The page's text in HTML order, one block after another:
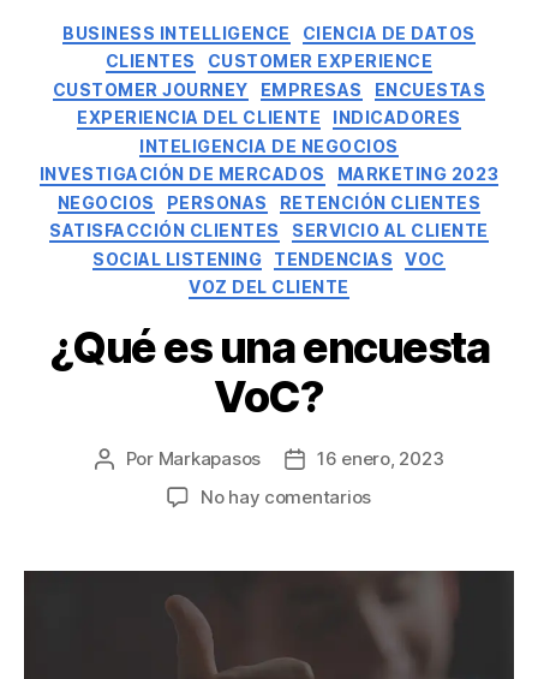
BUSINESS INTELLIGENCE
CIENCIA DE DATOS
CLIENTES
CUSTOMER EXPERIENCE
CUSTOMER JOURNEY
EMPRESAS
ENCUESTAS
EXPERIENCIA DEL CLIENTE
INDICADORES
INTELIGENCIA DE NEGOCIOS
INVESTIGACIÓN DE MERCADOS
MARKETING 2023
NEGOCIOS
PERSONAS
RETENCIÓN CLIENTES
SATISFACCIÓN CLIENTES
SERVICIO AL CLIENTE
SOCIAL LISTENING
TENDENCIAS
VOC
VOZ DEL CLIENTE
¿Qué es una encuesta
VoC?
Por Markapasos
16 enero, 2023
No hay comentarios